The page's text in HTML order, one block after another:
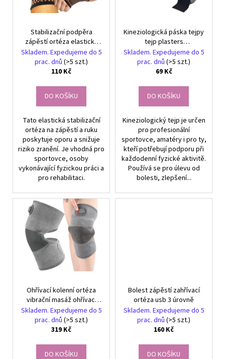
Stabilizační podpěra
zápěstí ortéza elastická
páska kloub ruka
Skladem. Expedujeme do 5
prac. dnů (>5 szt.)
110 Kč
DO KOŠÍKU
Tato elastická stabilizační
ortéza na zápěstí a ruku
poskytuje oporu a snižuje
riziko zranění. Je vhodná pro
sportovce, osoby
vykonávající fyzickou práci a
pro rehabilitaci.
Kineziologická páska tejpy
tejp plasters
kinesiotaping sports pro
5m
Skladem. Expedujeme do 5
prac. dnů (>5 szt.)
69 Kč
DO KOŠÍKU
Kineziologický tejp je určen
pro profesionální
sportovce, amatéry i pro ty,
kteří potřebují podporu při
každodenní fyzické aktivitě.
Používá se pro úlevu od
bolesti, zlepšení...
Ohřívací kolenní ortéza
vibrační masáž ohřívací
masáž 3 režimy
Skladem. Expedujeme do 5
prac. dnů (>5 szt.)
319 Kč
DO KOŠÍKU
Bolest zápěstí zahřívací
ortéza usb 3 úrovně
Skladem. Expedujeme do 5
prac. dnů (>5 szt.)
160 Kč
DO KOŠÍKU
PRAVÝCH
KAMENŮ
ACHÁT
RŮŽOVÝ